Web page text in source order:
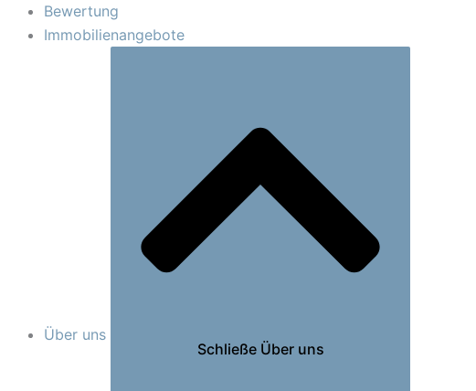
Bewertung
Immobilienangebote
Über uns
Schließe Über uns